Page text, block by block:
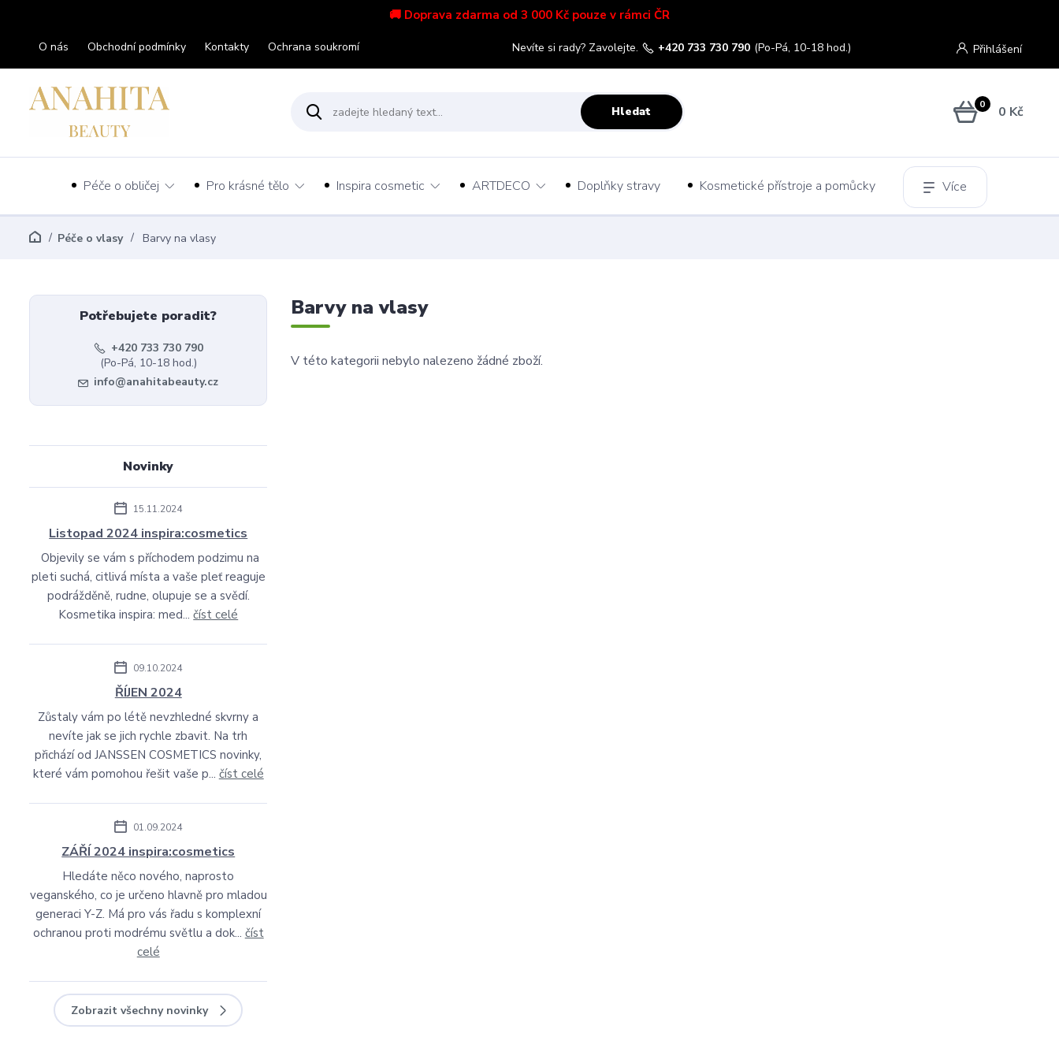
🚚 Doprava zdarma od 3 000 Kč pouze v rámci ČR
O nás Obchodní podmínky Kontakty Ochrana soukromí Přihlášení
Hledat
Nevíte si rady? Zavolejte. +420 733 730 790 (Po-Pá, 10-18 hod.)
0 0 Kč
Péče o obličej Pro krásné tělo Inspira cosmetic ARTDECO Doplňky stravy Kosmetické přístroje a pomůcky Více
Péče o vlasy Barvy na vlasy
Barvy na vlasy
V této kategorii nebylo nalezeno žádné zboží.
Potřebujete poradit?
+420 733 730 790
(Po-Pá, 10-18 hod.)
info@anahitabeauty.cz
Novinky
15.11.2024
Listopad 2024 inspira:cosmetics
Objevily se vám s příchodem podzimu na
pleti suchá, citlivá místa a vaše pleť reaguje
podrážděně, rudne, olupuje se a svědí.
Kosmetika inspira: med...číst celé
09.10.2024
ŘÍJEN 2024
Zůstaly vám po létě nevzhledné skvrny a
nevíte jak se jich rychle zbavit. Na trh
přichází od JANSSEN COSMETICS novinky,
které vám pomohou řešit vaše p... číst celé
01.09.2024
ZÁŘÍ 2024 inspira:cosmetics
Hledáte něco nového, naprosto
veganského, co je určeno hlavně pro mladou
generaci Y-Z. Má pro vás řadu s komplexní
ochranou proti modrému světlu a dok... číst
celé
Zobrazit všechny novinky